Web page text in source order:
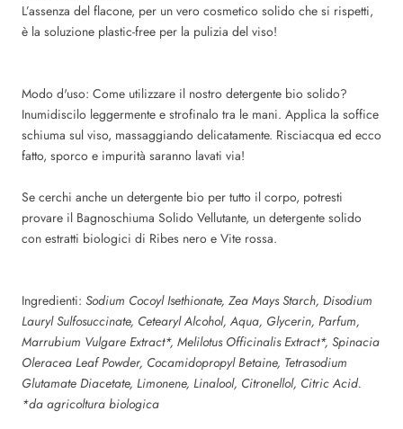
L’assenza del flacone, per un vero cosmetico solido che si rispetti,
è la soluzione plastic-free per la pulizia del viso!
Modo d'uso: Come utilizzare il nostro detergente bio solido?
Inumidiscilo leggermente e strofinalo tra le mani. Applica la soffice
schiuma sul viso, massaggiando delicatamente. Risciacqua ed ecco
fatto, sporco e impurità saranno lavati via!
Se cerchi anche un detergente bio per tutto il corpo, potresti
provare il Bagnoschiuma Solido Vellutante, un detergente solido
con estratti biologici di Ribes nero e Vite rossa.
Ingredienti: Sodium Cocoyl Isethionate, Zea Mays Starch, Disodium
Lauryl Sulfosuccinate, Cetearyl Alcohol, Aqua, Glycerin, Parfum,
Marrubium Vulgare Extract*, Melilotus Officinalis Extract*, Spinacia
Oleracea Leaf Powder, Cocamidopropyl Betaine, Tetrasodium
Glutamate Diacetate, Limonene, Linalool, Citronellol, Citric Acid.
*da agricoltura biologica